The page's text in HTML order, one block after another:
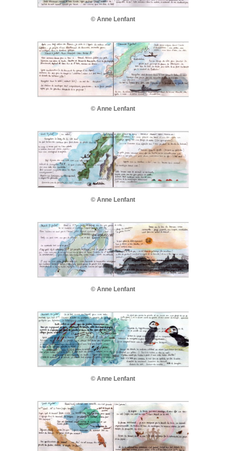
© Anne Lenfant
© Anne Lenfant
© Anne Lenfant
© Anne Lenfant
© Anne Lenfant